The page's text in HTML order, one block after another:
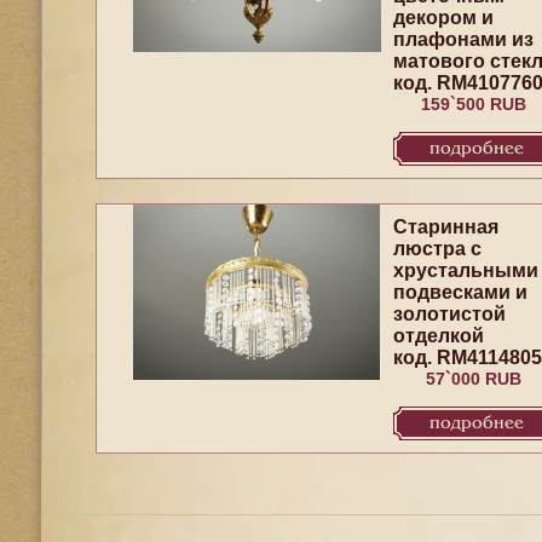
декором и
плафонами из
матового
код. RM4107760
159`500 RUB
подробнее
Старинная
люстра с
хрустальными
подвесками и
золотистой
отделкой
код. RM4114805
57`000 RUB
подробнее